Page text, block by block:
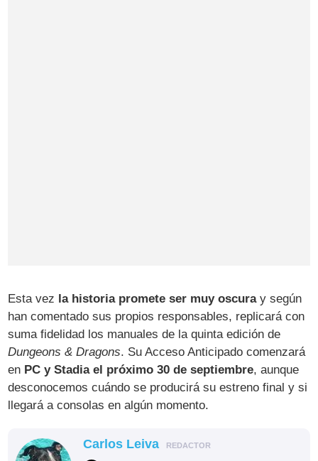
Esta vez la historia promete ser muy oscuray según
han comentado sus propios responsables, replicará con
suma fidelidad los manuales de la quinta edición de
Dungeons & Dragons. Su Acceso Anticipado comenzará
en PC y Stadia el próximo 30 de septiembre, aunque
desconocemos cuándo se producirá su estreno final y si
llegará a consolas en algún momento.
Carlos Leiva REDACTOR